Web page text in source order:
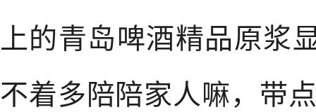
上的青岛啤酒精品原浆
不着多陪陪家人嘛，带